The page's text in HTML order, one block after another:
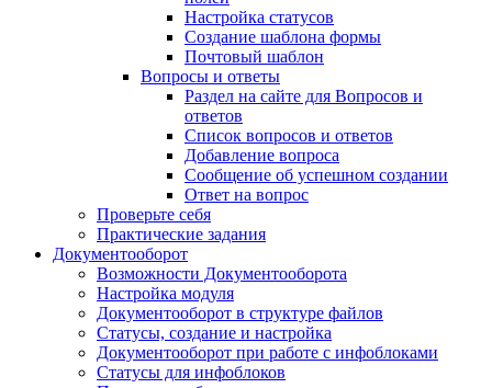
Настройка статусов
Создание шаблона формы
Почтовый шаблон
Вопросы и ответы
Раздел на сайте для Вопросов и
ответов
Список вопросов и ответов
Добавление вопроса
Сообщение об успешном создании
Ответ на вопрос
Проверьте себя
Практические задания
Документооборот
Возможности Документооборота
Настройка модуля
Документооборот в структуре файлов
Статусы, создание и настройка
Документооборот при работе с инфоблоками
Статусы для инфоблоков